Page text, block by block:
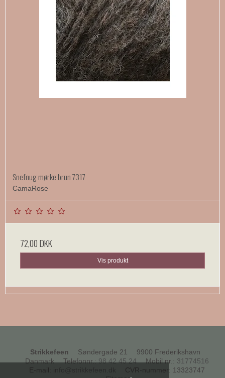
Snefnug mørke brun 7317
CamaRose
72,00 DKK
Vis produkt
Strikkefeen Søndergade 21
9900 Frederikshavn
Danmark
Telefonnr.: 98 42 45 24 Mobil nr. : 31774516
E-mail
CVR-nummer: 13323747